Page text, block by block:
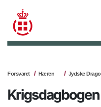
Forsvaret Hæren Jydske
Krigsdagbogen